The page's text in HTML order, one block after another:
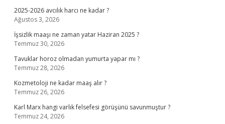
2025-2026 avcılık harcı ne kadar ?
Ağustos 3, 2026
İşsizlik maaşı ne zaman yatar Haziran 2025 ?
Temmuz 30, 2026
Tavuklar horoz olmadan yumurta yapar mı ?
Temmuz 28, 2026
Kozmetoloji ne kadar maaş alır ?
Temmuz 26, 2026
Karl Marx hangi varlık felsefesi görüşünü savunmuştur ?
Temmuz 24, 2026